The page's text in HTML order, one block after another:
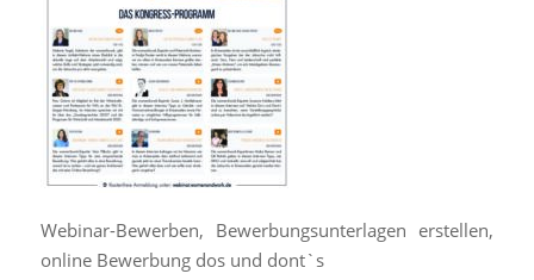
Webinar-Bewerben, Bewerbungsunterlagen erstellen,
online Bewerbung dos und dont`s